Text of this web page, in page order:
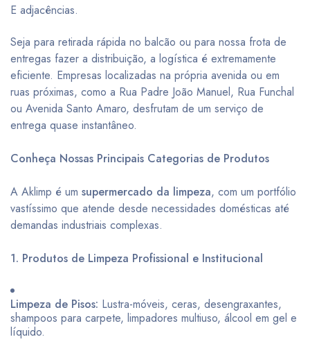
E adjacências.
Seja para retirada rápida no balcão ou para nossa frota de
entregas fazer a distribuição, a logística é extremamente
eficiente. Empresas localizadas na própria avenida ou em
ruas próximas, como a Rua Padre João Manuel, Rua Funchal
ou Avenida Santo Amaro, desfrutam de um serviço de
entrega quase instantâneo.
Conheça Nossas Principais Categorias de Produtos
A Aklimp é um supermercado da limpeza, com um portfólio
vastíssimo que atende desde necessidades domésticas até
demandas industriais complexas.
1. Produtos de Limpeza Profissional e Institucional
Limpeza de Pisos: Lustra-móveis, ceras, desengraxantes,
shampoos para carpete, limpadores multiuso, álcool em gel e
líquido.